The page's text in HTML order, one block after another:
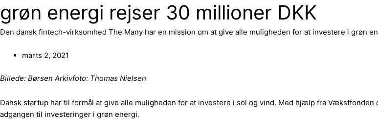
grøn energi rejser 30 millioner DKK
Den dansk fintech-virksomhed The Many har en mission om at give alle muligheden for at investere i grøn
marts 2, 2021
Billede: Børsen Arkivfoto: Thomas Nielsen
Dansk startup har til formål at give alle muligheden for at investere i sol og vind. Med hjælp fra
adgangen til investeringer i grøn energi.